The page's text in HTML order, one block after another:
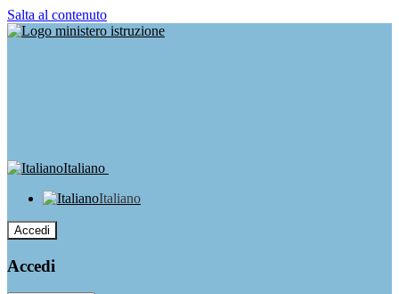
Salta al contenuto
Italiano
Italiano
Accedi
Accedi